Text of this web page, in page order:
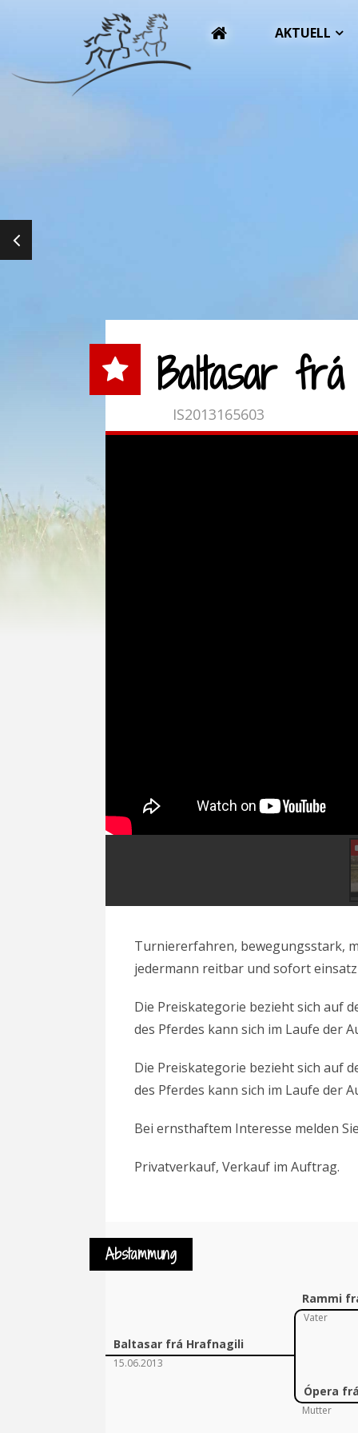
AKTUELL
Baltasar frá
IS2013165603
Turniererfahren, bewegungsstark,
jedermann reitbar und sofort
Die Preiskategorie bezieht sich auf
des Pferdes kann sich im Laufe der
Die Preiskategorie bezieht sich auf
des Pferdes kann sich im Laufe der
Bei ernsthaftem Interesse melden
Privatverkauf, Verkauf im Auftrag.
Abstammung
Baltasar frá Hrafnagili
Rammi
Vater
15.06.2013
Ópera
Mutter